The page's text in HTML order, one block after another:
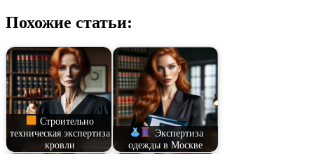
Похожие статьи:
Строительно
техническая экспертиза
кровли
Экспертиза
одежды в Москве